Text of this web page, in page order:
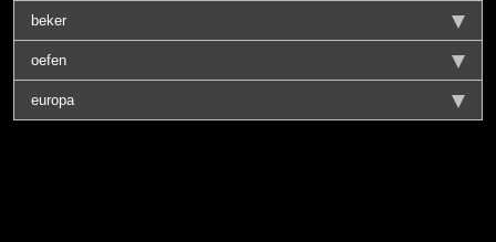
beker
oefen
europa